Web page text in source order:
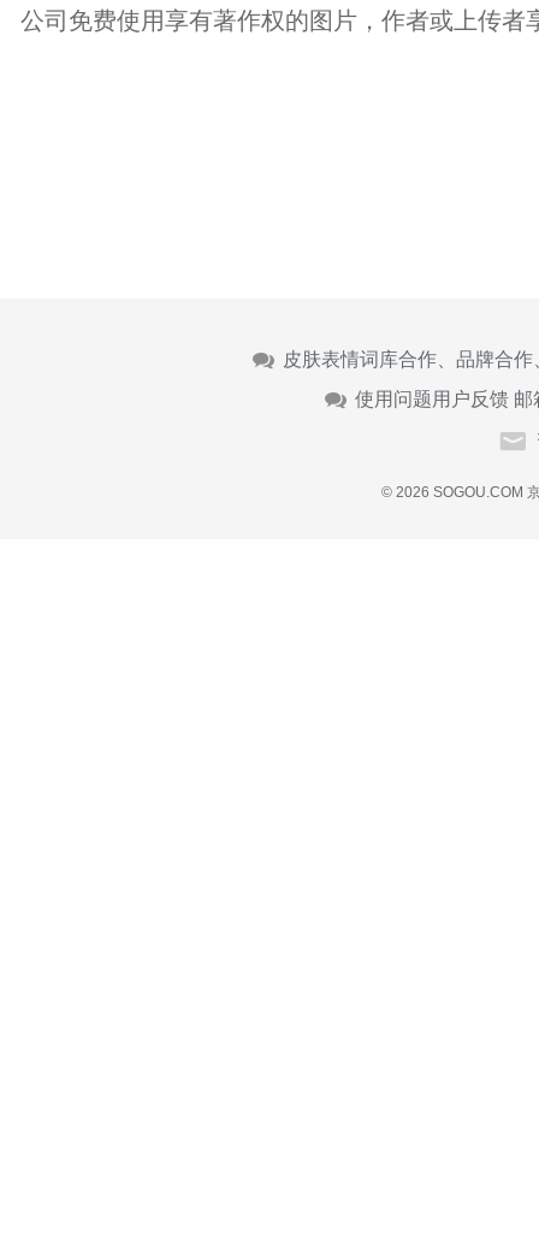
公司免费使用享有著作权的图片，作者或上传者
皮肤表情词库合作、品牌合
使用问题用户反馈 邮
© 2026 SOGOU.COM